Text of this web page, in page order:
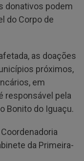
donativos podem
do Corpo de
as doações
próximos,
em
responsável pela
Bonito do Iguaçu.
da Primeira-